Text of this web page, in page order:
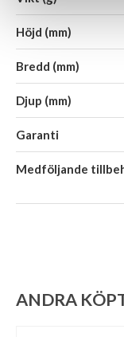
Höjd (mm)
Bredd (mm)
Djup (mm)
Garanti
Medföljande
ANDRA